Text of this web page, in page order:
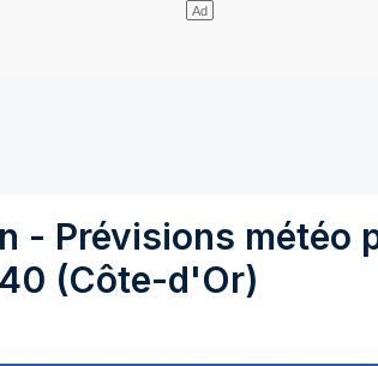
- Prévisions météo
(Côte-d'Or)